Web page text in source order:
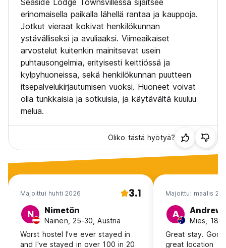
Seaside Lodge Townsvillessä sijaitsee
erinomaisella paikalla lähellä rantaa ja kauppoja.
Jotkut vieraat kokivat henkilökunnan
ystävälliseksi ja avuliaaksi. Viimeaikaiset
arvostelut kuitenkin mainitsevat usein
puhtausongelmia, erityisesti keittiössä ja
kylpyhuoneissa, sekä henkilökunnan puutteen
itsepalvelukirjautumisen vuoksi. Huoneet voivat
olla tunkkaisia ja sotkuisia, ja käytävältä kuuluu
melua.
Oliko tästä hyötyä?
Majoittui huhti 2026 3.1
N Nimetön
Nainen, 25-30, Austria
Worst hostel I've ever stayed in
and I've stayed in over 100 in 20
Majoittui maalis
A Andrew
Mies, 18-
Great stay.
great location